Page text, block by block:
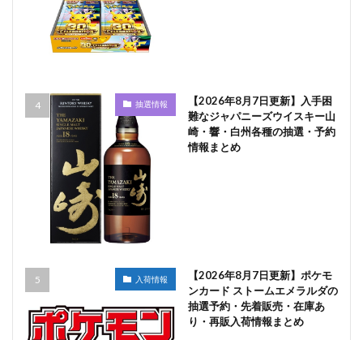
抽選情報
【2026年8月7日更新】入手困
難なジャパニーズウイスキー山
崎・響・白州各種の抽選・予約
情報まとめ
入荷情報
【2026年8月7日更新】ポケモ
ンカード ストームエメラルダの
抽選予約・先着販売・在庫あ
り・再販入荷情報まとめ